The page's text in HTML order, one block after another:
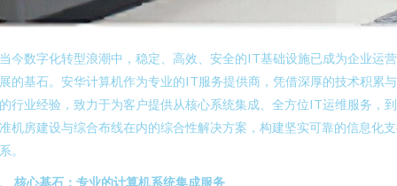
今数字化转型浪潮中，稳定、高效、安全的IT基础设施已成为企业运
的基石。安华计算机作为专业的IT服务提供商，凭借深厚的技术积累
行业经验，致力于为客户提供从核心系统集成、全方位IT运维服务，
机房建设与综合布线在内的综合性解决方案，构建坚实可靠的信息化
。
核心基石：专业的计算机系统集成服务